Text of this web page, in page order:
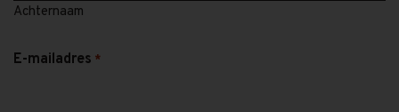
Achternaam
E-mailadres *